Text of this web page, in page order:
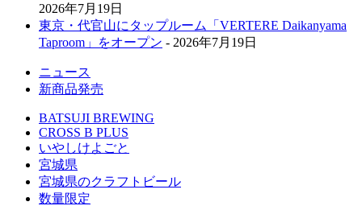
2026年7月19日
東京・代官山にタップルーム「VERTERE Daikanyama
Taproom」をオープン - 2026年7月19日
ニュース
新商品発売
BATSUJI BREWING
CROSS B PLUS
いやしけよごと
宮城県
宮城県のクラフトビール
数量限定